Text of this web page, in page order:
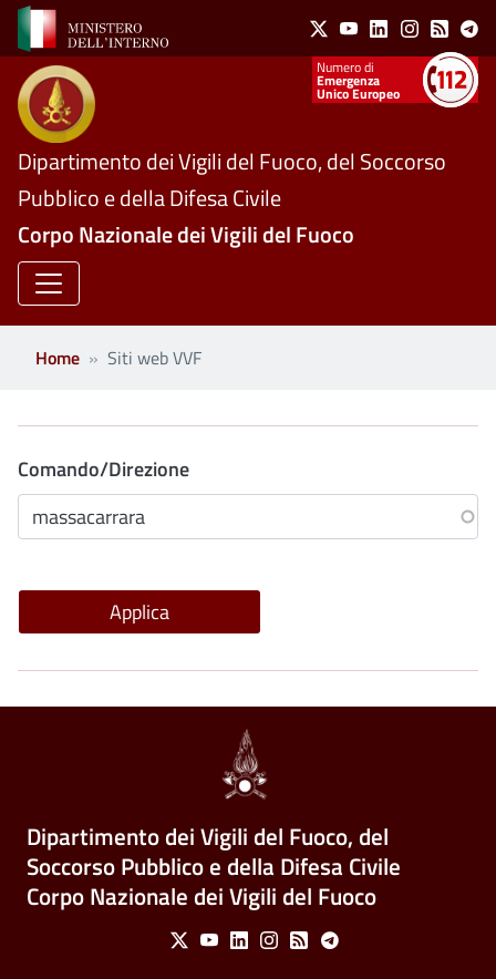
Salta al contenuto principale Social Menu
X YoutubeLinkedinInstagram
Feed
Numeri utili
Emergenza
Unico Europeo
Dipartimento dei Vigili del Fuoco, del Soccorso
Pubblico e della Difesa Civile
Corpo Nazionale dei Vigili del Fuoco
Home Siti web VVF
Comando/Direzione
Dipartimento dei Vigili del Fuoco, del
Soccorso Pubblico e della Difesa Civile
Corpo Nazionale dei Vigili del Fuoco
Social Menu
X YoutubeLinkedinInstagram
Feed Telegram